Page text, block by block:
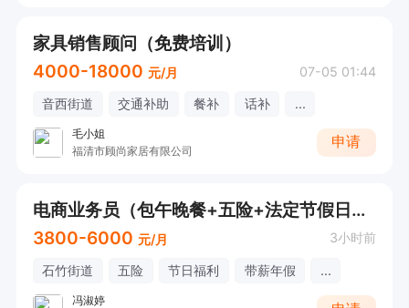
家具销售顾问（免费培训）
4000-18000 元/月 07-05 01:44
音西街道 交通补助 餐补 话补 ...
毛小姐
福清市顾尚家居有限公司
申请
电商业务员（包午晚餐+五险+法定节假日休）
3800-6000 元/月 3小时前
石竹街道 五险 节日福利 带薪年假 ...
冯淑婷